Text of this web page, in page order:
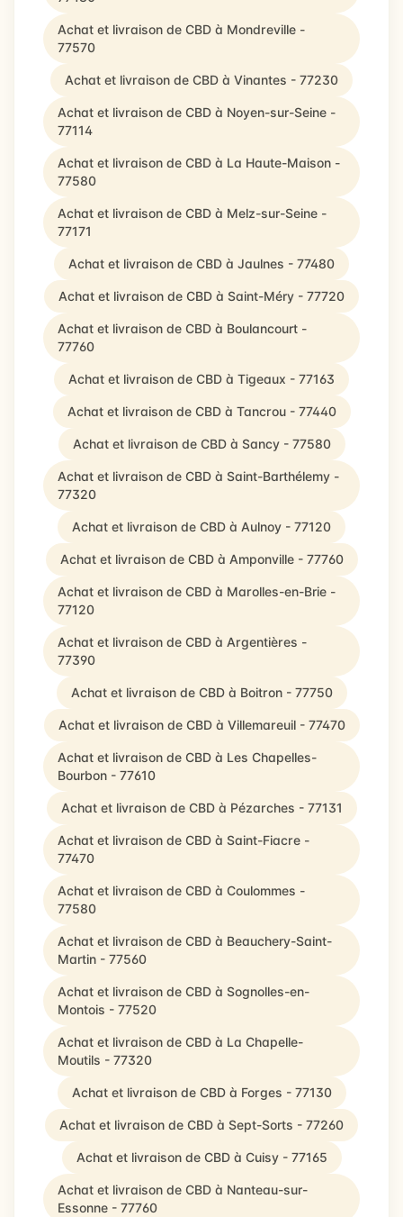
Achat et livraison de CBD à Mondreville -
77570
Achat et livraison de CBD à Vinantes - 77230
Achat et livraison de CBD à Noyen-sur-Seine -
77114
Achat et livraison de CBD à La Haute-Maison -
77580
Achat et livraison de CBD à Melz-sur-Seine -
77171
Achat et livraison de CBD à Jaulnes - 77480
Achat et livraison de CBD à Saint-Méry - 77720
Achat et livraison de CBD à Boulancourt -
77760
Achat et livraison de CBD à Tigeaux - 77163
Achat et livraison de CBD à Tancrou - 77440
Achat et livraison de CBD à Sancy - 77580
Achat et livraison de CBD à Saint-Barthélemy -
77320
Achat et livraison de CBD à Aulnoy - 77120
Achat et livraison de CBD à Amponville - 77760
Achat et livraison de CBD à Marolles-en-Brie -
77120
Achat et livraison de CBD à Argentières -
77390
Achat et livraison de CBD à Boitron - 77750
Achat et livraison de CBD à Villemareuil - 77470
Achat et livraison de CBD à Les Chapelles-
Bourbon - 77610
Achat et livraison de CBD à Pézarches - 77131
Achat et livraison de CBD à Saint-Fiacre -
77470
Achat et livraison de CBD à Coulommes -
77580
Achat et livraison de CBD à Beauchery-Saint-
Martin - 77560
Achat et livraison de CBD à Sognolles-en-
Montois - 77520
Achat et livraison de CBD à La Chapelle-
Moutils - 77320
Achat et livraison de CBD à Forges - 77130
Achat et livraison de CBD à Sept-Sorts - 77260
Achat et livraison de CBD à Cuisy - 77165
Achat et livraison de CBD à Nanteau-sur-
Essonne - 77760